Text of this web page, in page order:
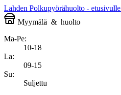
Lahden Polkupyörähuolto - etusivulle
Myymälä & huolto
Ma-Pe:
10-18
La:
09-15
Su:
Suljettu